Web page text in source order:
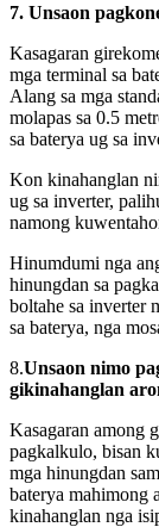
7. Unsaon
Kasagaran
mga terminal sa
Alang sa mga
molapas sa 0.5
sa baterya ug sa
Kon kinahanglan
ug sa inverter,
namong
Hinumdumi nga
hinungdan sa
boltahe sa inverter
sa baterya, nga
8.Unsaon nimo
gikinahanglan
Kasagaran among
pagkalkulo, bisan
mga hinungdan
baterya mahimong
kinahanglan nga